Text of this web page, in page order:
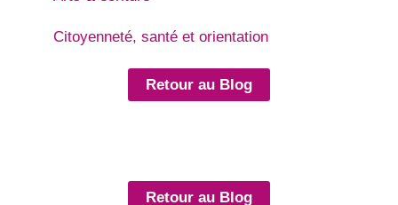
Citoyenneté, santé et orientation
Retour au Blog
Retour au Blog